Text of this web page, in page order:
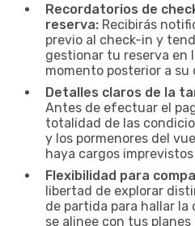
Recordatorios de
reserva: Recibirás
previo al check-in y
gestionar tu reserva en
momento posterior a su
Detalles claros de la
Antes de efectuar el
totalidad de las
y los pormenores del
haya cargos
Flexibilidad para
libertad de explorar
de partida para hallar
se alinee con tus planes